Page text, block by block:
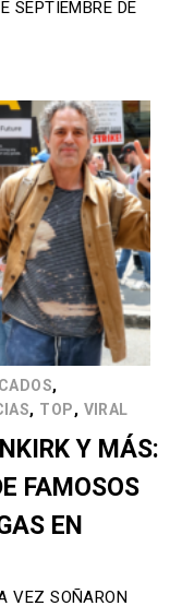
SEPTIEMBRE DE
,
, TOP, VIRAL
Y MÁS:
FAMOSOS
EN
VEZ SOÑARON